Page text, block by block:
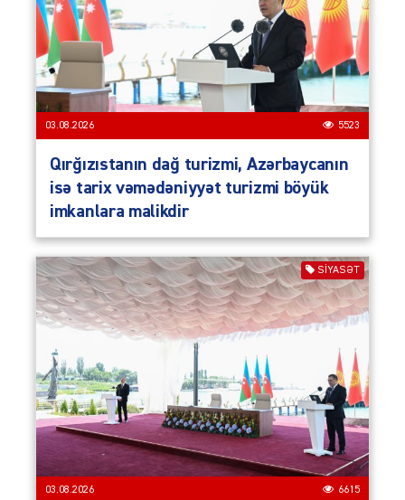
03.08.2026 5523
Qırğızıstanın dağ turizmi, Azərbaycanın
isə tarix vəmədəniyyət turizmi böyük
imkanlara malikdir
SIYASƏT
03.08.2026 6615